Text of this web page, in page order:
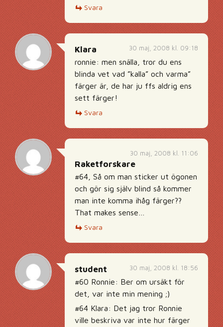
Svara
30 maj, 2008 kl. 09:18
Klara
ronnie: men snälla, tror du ens
blinda vet vad ”kalla” och varma”
färger är, de har ju ffs aldrig ens
sett färger!
Svara
30 maj, 2008 kl. 11:06
Raketforskare
#64, Så om man sticker ut ögonen
och gör sig själv blind så kommer
man inte komma ihåg färger??
That makes sense…
Svara
30 maj, 2008 kl. 18:56
student
#60 Ronnie: Ber om ursäkt för
det, var inte min mening ;)
#64 Klara: Det jag tror Ronnie
ville beskriva var inte hur färger